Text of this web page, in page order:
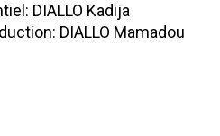
DIALLO Kadija
DIALLO Mamadou